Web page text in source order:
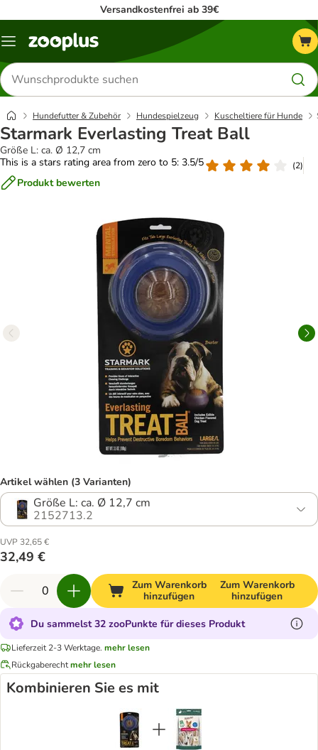
Versandkostenfrei ab 39€
Menü
Produkte
suchen
Hundefutter & Zubehör Hundespielzeug Kuscheltiere für Hunde
Starmark Everlasting Treat Ball
Größe L: ca. Ø 12,7 cm
This is a stars rating area from zero to 5: 3.5/5
(2)
Produkt bewerten
Artikel wählen (3 Varianten)
Größe L: ca. Ø 12,7 cm
2152713.2
UVP 32,65 €
32,49 €
Zum Warenkorb
hinzufügen
Zum Warenkorb
hinzufügen
Du sammelst 32 zooPunkte für dieses Produkt
Lieferzeit 2-3 Werktage. mehr lesen
Rückgaberechtmehr lesen
Kombinieren Sie es mit